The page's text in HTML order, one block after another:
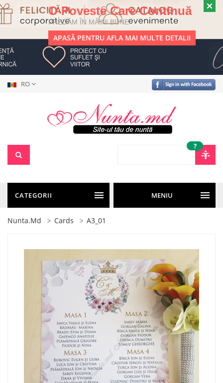
O Poveste Care Continuă
PREDĂM ÎN MÂINI BUNE
APASĂ PENTRU AFLA MAI MULTE DETALII
RO
?
CATEGORII MENIU
Nunta.md Cards A3_01